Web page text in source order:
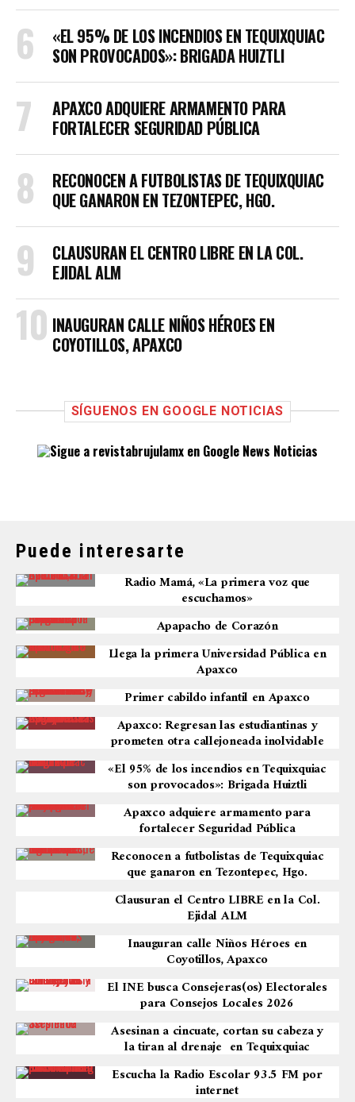
«EL 95% DE LOS INCENDIOS EN TEQUIXQUIAC
SON PROVOCADOS»: BRIGADA HUIZTLI
APAXCO ADQUIERE ARMAMENTO PARA
FORTALECER SEGURIDAD PÚBLICA
RECONOCEN A FUTBOLISTAS DE TEQUIXQUIAC
QUE GANARON EN TEZONTEPEC, HGO.
CLAUSURAN EL CENTRO LIBRE EN LA COL.
EJIDAL ALM
INAUGURAN CALLE NIÑOS HÉROES EN
COYOTILLOS, APAXCO
SÍGUENOS EN GOOGLE NOTICIAS
Puede interesarte
Radio Mamá, «La primera voz que
escuchamos»
Apapacho de Corazón
Llega la primera Universidad Pública en
Apaxco
Primer cabildo infantil en Apaxco
Apaxco: Regresan las estudiantinas y
prometen otra callejoneada inolvidable
«El 95% de los incendios en Tequixquiac
son provocados»: Brigada Huiztli
Apaxco adquiere armamento para
fortalecer Seguridad Pública
Reconocen a futbolistas de Tequixquiac
que ganaron en Tezontepec, Hgo.
Clausuran el Centro LIBRE en la Col.
Ejidal ALM
Inauguran calle Niños Héroes en
Coyotillos, Apaxco
El INE busca Consejeras(os) Electorales
para Consejos Locales 2026
Asesinan a cincuate, cortan su cabeza y
la tiran al drenaje en Tequixquiac
Escucha la Radio Escolar 93.5 FM por
internet